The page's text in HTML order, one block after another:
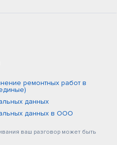
ремонтных работ в
данных
данных в ООО
ваш разговор может быть